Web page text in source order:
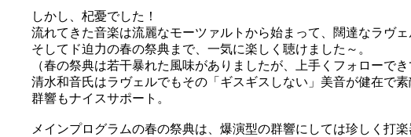
しかし、杞憂でした！
流れてきた音楽は流麗なモーツァルトから始まって、闊達なラヴェ
そしてド迫力の春の祭典まで、一気に楽しく聴けました～。
（春の祭典は若干暴れた風味がありましたが、上手くフォローでき
清水和音氏はラヴェルでもその「ギスギスしない」美音が健在で素
群響もナイスサポート。
メインプログラムの春の祭典は、爆演型の群響にしては珍しく打楽